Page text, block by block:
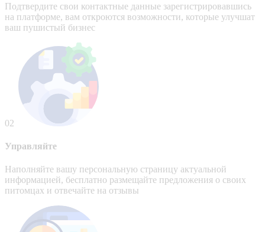
Подтвердите свои контактные данные зарегистрировавшись
на платформе, вам откроются возможности, которые улучшат
ваш пушистый бизнес
02
Управляйте
Наполняйте вашу персональную страницу актуальной
информацией, бесплатно размещайте предложения о своих
питомцах и отвечайте на отзывы